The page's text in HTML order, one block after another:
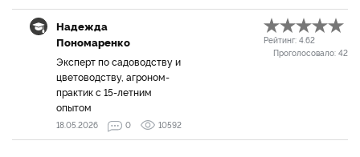
Надежда
Пономаренко
Эксперт по садоводству и
цветоводству, агроном-
практик с 15-летним
опытом
Рейтинг: 4.62
Проголосовало: 42
18.05.2026 0 10592